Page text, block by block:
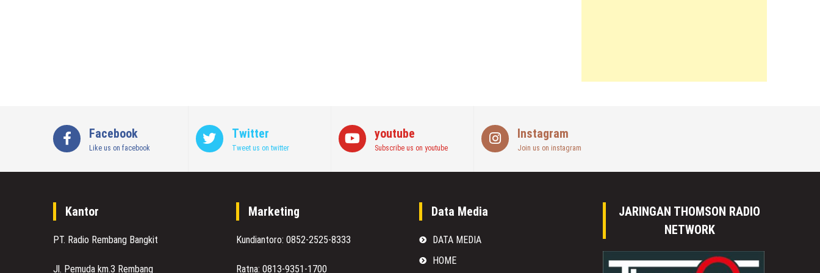
Facebook
Like us on facebook
Twitter
Tweet us on twitter
youtube
Subscribe us on youtube
Instagram
Join us on instagram
Kantor
PT. Radio Rembang Bangkit
Jl. Pemuda km.3 Rembang
Marketing
Kundiantoro: 0852-2525-8333
Ratna: 0813-9351-1700
Data Media
DATA MEDIA
HOME
JARINGAN THOMSON RADIO
NETWORK